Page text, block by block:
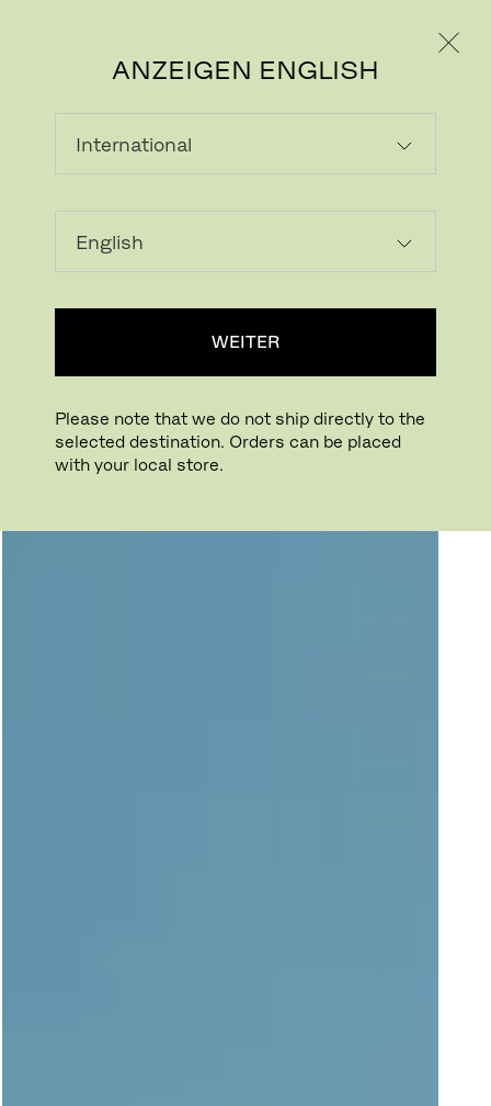
ANZEIGEN ENGLISH
WEITER
Please note that we do not ship directly to the
selected destination. Orders can be placed
with your local store.